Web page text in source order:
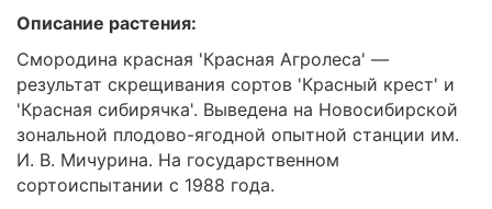
Описание растения:
Смородина красная 'Красная Агролеса' —
результат скрещивания сортов 'Красный крест' и
'Красная сибирячка'. Выведена на Новосибирской
зональной плодово-ягодной опытной станции им.
И. В. Мичурина. На государственном
сортоиспытании с 1988 года.